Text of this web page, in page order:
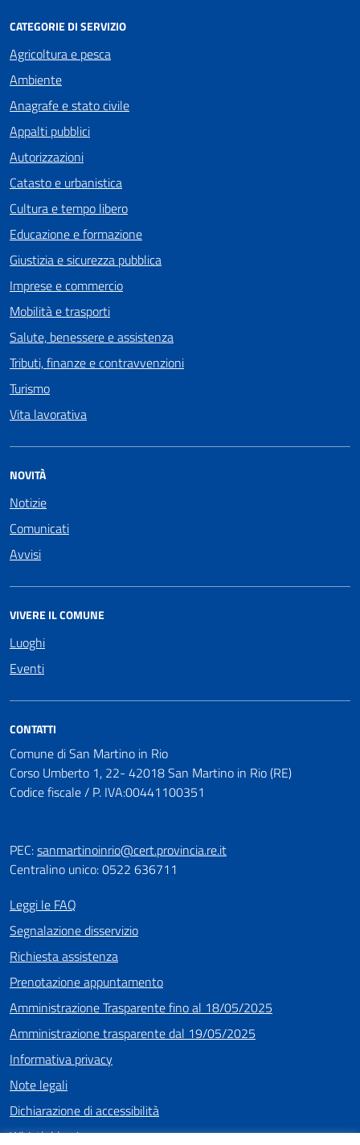
CATEGORIE DI SERVIZIO
Agricoltura e pesca
Ambiente
Anagrafe e stato civile
Appalti pubblici
Autorizzazioni
Catasto e urbanistica
Cultura e tempo libero
Educazione e formazione
Giustizia e sicurezza pubblica
Imprese e commercio
Mobilità e trasporti
Salute, benessere e assistenza
Tributi, finanze e contravvenzioni
Turismo
Vita lavorativa
NOVITÀ
Notizie
Comunicati
Avvisi
VIVERE IL COMUNE
Luoghi
Eventi
CONTATTI
Comune di San Martino in Rio
Corso Umberto 1, 22- 42018 San Martino in Rio (RE)
Codice fiscale / P. IVA:00441100351
PEC:sanmartinoinrio@cert.provincia.re.it
Centralino unico: 0522 636711
Leggi le FAQ
Segnalazione disservizio
Richiesta assistenza
Prenotazione appuntamento
Amministrazione Trasparente fino al 18/05/2025
Amministrazione trasparente dal 19/05/2025
Informativa privacy
Note legali
Dichiarazione di accessibilità
Whistleblowing